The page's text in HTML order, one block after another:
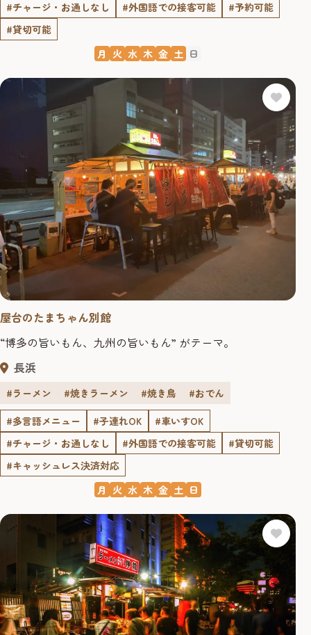
#チャージ・お通しなし
#外国語での接客可能
#予約可能
#貸切可能
月 火 水 木 金 土 日
屋台のたまちゃん別館
“博多の旨いもん、九州の旨いもん” がテーマ。
長浜
#ラーメン #焼きラーメン #焼き鳥
#おでん
#多言語メニュー
#子連れOK
#車いすOK
#チャージ・お通しなし
#外国語での接客可能
#貸切可能
#キャッシュレス決済対応
月 火 水 木 金 土 日